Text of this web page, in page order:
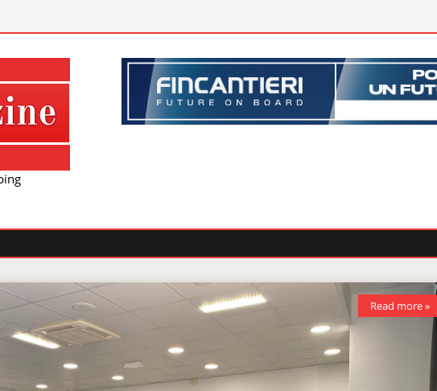
Read more »